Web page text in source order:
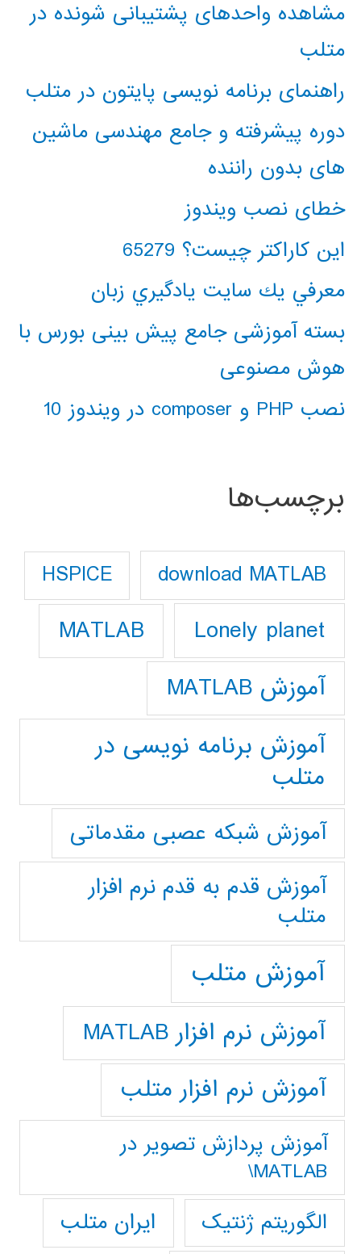
مشاهده واحدهای پشتیبانی شونده در
متلب
راهنمای برنامه نویسی پایتون در متلب
دوره پیشرفته و جامع مهندسی ماشین
های بدون راننده
خطای نصب ویندوز
این کاراکتر چیست؟ 65279
معرفي يك سايت يادگيري زبان
بسته آموزشی جامع پیش بینی بورس با
هوش مصنوعی
نصب PHP و composer در ویندوز 10
برچسب‌ها
download MATLAB
HSPICE
Lonely planet
MATLAB
آموزش MATLAB
آموزش برنامه نویسی در
متلب
آموزش شبکه عصبی مقدماتی
آموزش قدم به قدم نرم افزار
متلب
آموزش متلب
آموزش نرم افزار MATLAB
آموزش نرم افزار متلب
آموزش پردازش تصوير در
MATLAB\
الگوریتم ژنتیک
ایران متلب